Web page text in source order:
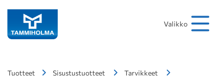
Valikko
Tuotteet Sisustustuotteet
Tarvikkeet